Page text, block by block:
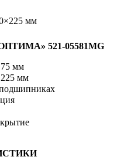
мм
521-05581MG
мм
мм